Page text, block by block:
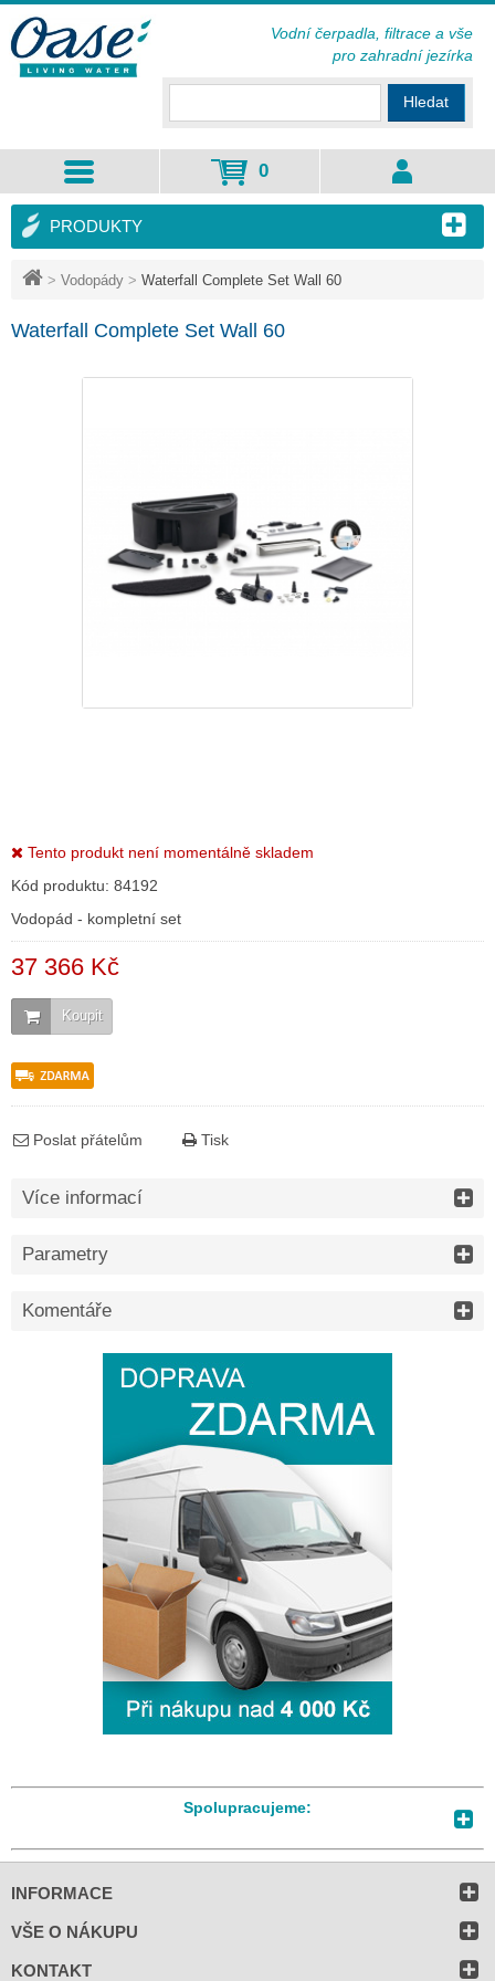
> Vodopády > Waterfall Complete Set Wall 60
Waterfall Complete Set Wall 60
Tento produkt není momentálně skladem
Kód produktu: 84192
Vodopád - kompletní set
37 366 Kč
Koupit
Poslat přátelům Tisk
Více informací
Parametry
Komentáře
PRODUKTY
Spolupracujeme:
Hledat
0
Vodní čerpadla, filtrace a vše
pro zahradní jezírka
INFORMACE
VŠE O NÁKUPU
KONTAKT